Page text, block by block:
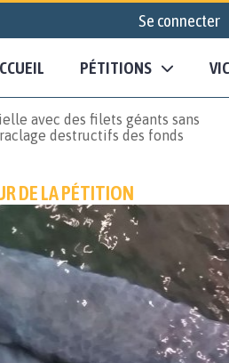
Se connecter
PÉTITIONS
avec des filets géants sans
destructifs des fonds
DE LA PÉTITION